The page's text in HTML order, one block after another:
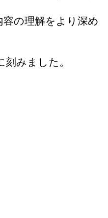
の理解をより深め
みました。